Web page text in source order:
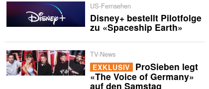
US-Fernsehen
Disney+ bestellt Pilotfolge
zu «Spaceship Earth»
TV-News
EXKLUSIV ProSieben legt
«The Voice of Germany»
auf den Samstag